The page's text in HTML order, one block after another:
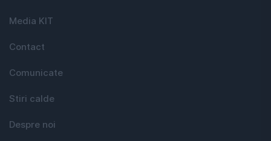
Media KIT
Contact
Comunicate
Stiri calde
Despre noi